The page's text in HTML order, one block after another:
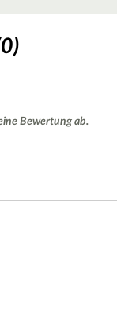
Bewertung ab.